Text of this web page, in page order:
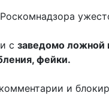
с заведомо ложной
фейки.
и